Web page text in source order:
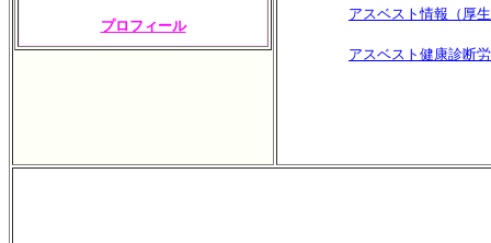
プロフィール
アスベスト情報（厚
アスベスト健康診断